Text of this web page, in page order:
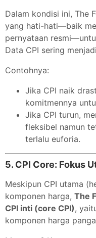
Dalam kondisi ini, The
yang hati-hati—baik
pernyataan
Data CPI sering
Contohnya:
Jika CPI naik
komitmennya
Jika CPI turun,
fleksibel namun
terlalu euforia.
5. CPI Core: Fokus
Meskipun CPI utama
komponen harga, The
CPI inti (core CPI),
komponen harga